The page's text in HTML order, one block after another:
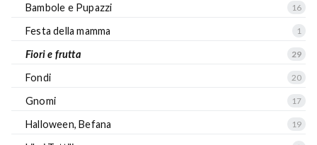
Bambole e Pupazzi 16
Festa della mamma 1
Fiori e frutta 29
Fondi 20
Gnomi 17
Halloween, Befana 19